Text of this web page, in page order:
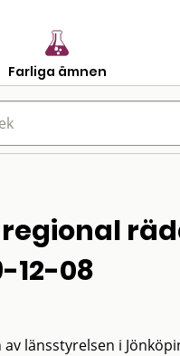
Farliga ämnen
regional
12-08
länsstyrelsen i